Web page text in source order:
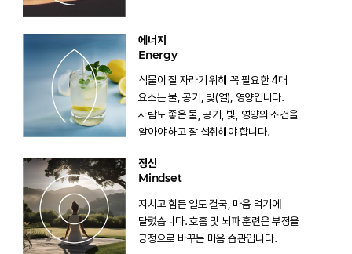
에너지
Energy
식물이 잘 자라기 위해 꼭 필요한 4대
요소는 물, 공기, 빛(열), 영양입니다.
사람도 좋은 물, 공기, 빛, 영양의 조건을
알아야 하고 잘 섭취해야 합니다.
정신
Mindset
지치고 힘든 일도 결국, 마음 먹기에
달렸습니다. 호흡 및 뇌파 훈련은 부정을
긍정으로 바꾸는 마음 습관입니다.